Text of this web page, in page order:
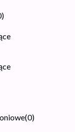
)
(0)